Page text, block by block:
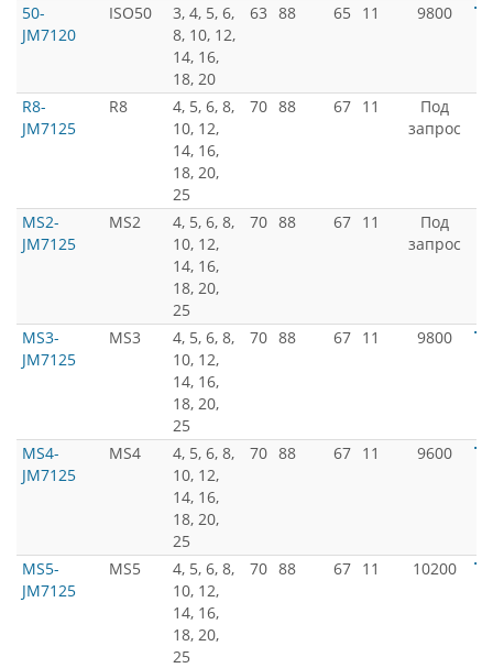
50-
JM7120
ISO50
3, 4, 5, 6,
8, 10, 12,
14, 16,
18, 20
63 88 65 11 9800
R8-
JM7125
R8
4, 5, 6, 8,
10, 12,
14, 16,
18, 20,
25
70 88 67 11
Под
запрос
MS2-
JM7125
MS2
4, 5, 6, 8,
10, 12,
14, 16,
18, 20,
25
70 88 67 11
Под
запрос
MS3-
JM7125
MS3
4, 5, 6, 8,
10, 12,
14, 16,
18, 20,
25
70 88 67 11 9800
MS4-
JM7125
MS4
4, 5, 6, 8,
10, 12,
14, 16,
18, 20,
25
70 88 67 11 9600
MS5-
JM7125
MS5
4, 5, 6, 8,
10, 12,
14, 16,
18, 20,
25
70 88 67 11 10200